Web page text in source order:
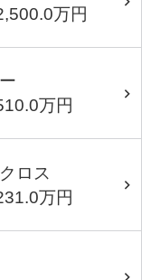
万円
万円
ロス
万円